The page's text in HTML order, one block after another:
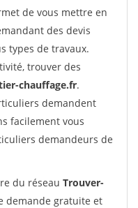
de vous mettre en
des devis
types de travaux.
trouver des
chauffage.fr.
demandent
facilement vous
demandeurs de
du réseau Trouver-
demande gratuite et